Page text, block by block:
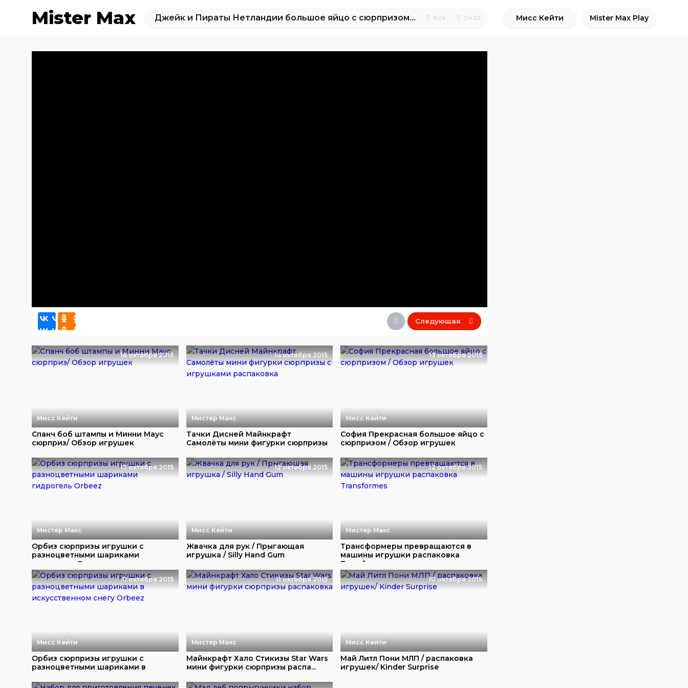
Mister Max Джейк и Пираты Нетландии большое яйцо с сюрпризом и игрушками 04:52
824 Мисс Кейти Mister Max Play
Следующая
14 октября 2015
Мисс Кейти
Спанч боб штампы и Минни Маус
сюрприз/ Обзор игрушек
14 октября 2015
Мистер Макс
Тачки Дисней Майнкрафт
Самолёты мини фигурки сюрпризы
13 октября 2015
Мисс Кейти
София Прекрасная большое яйцо с
сюрпризом / Обзор игрушек
13 октября 2015
Мистер Макс
Орбиз сюрпризы игрушки с
разноцветными шариками
гидрогель Or...
12 октября 2015
Мисс Кейти
Жвачка для рук / Прыгающая
игрушка / Silly Hand Gum
12 октября 2015
Мистер Макс
Трансформеры превращаются в
машины игрушки распаковка
Transf...
11 октября 2015
Мисс Кейти
Орбиз сюрпризы игрушки с
разноцветными шариками в
11 октября 2015
Мистер Макс
Майнкрафт Хало Стикизы Star Wars
мини фигурки сюрпризы распа...
10 октября 2015
Мисс Кейти
Май Литл Пони МЛП / распаковка
игрушек/ Kinder Surprise